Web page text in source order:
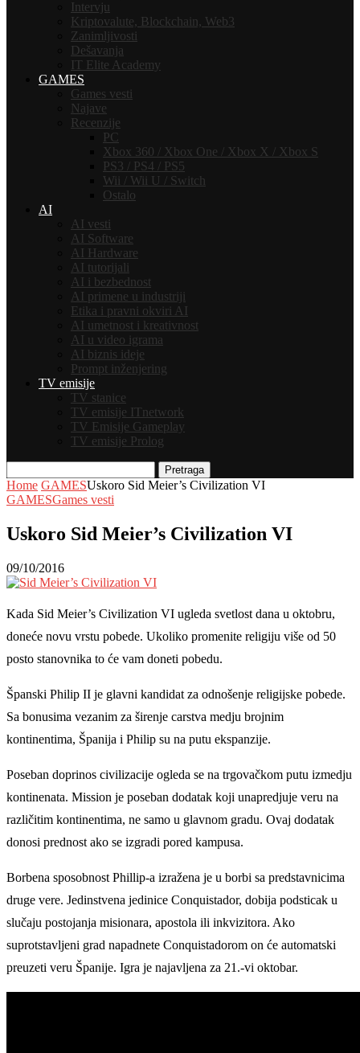
Intervju
Kriptovalute, Blockchain, Web3
Zanimljivosti
Dešavanja
IT Elite Academy
GAMES
Games vesti
Najave
Recenzije
PC
Xbox 360 / Xbox One / Xbox X / Xbox S
PS3 / PS4 / PS5
Wii / Wii U / Switch
Ostalo
AI
AI vesti
AI Software
AI Hardware
AI tutorijali
AI i bezbednost
AI primene u industriji
Etika i pravni okviri AI
AI umetnost i kreativnost
AI u video igrama
AI biznis ideje
Prompt inženjering
TV emisije
TV stanice
TV emisije ITnetwork
TV Emisije Gameplay
TV emisije Prolog
Pretraga
Home GAMESUskoro Sid Meier’s Civilization VI
GAMESGames vesti
Uskoro Sid Meier’s Civilization VI
09/10/2016
Kada Sid Meier’s Civilization VI ugleda svetlost dana u oktobru,
doneće novu vrstu pobede. Ukoliko promenite religiju više od 50
posto stanovnika to će vam doneti pobedu.
Španski Philip II je glavni kandidat za odnošenje religijske pobede.
Sa bonusima vezanim za širenje carstva medju brojnim
kontinentima, Španija i Philip su na putu ekspanzije.
Poseban doprinos civilizacije ogleda se na trgovačkom putu izmedju
kontinenata. Mission je poseban dodatak koji unapredjuje veru na
različitim kontinentima, ne samo u glavnom gradu. Ovaj dodatak
donosi prednost ako se izgradi pored kampusa.
Borbena sposobnost Phillip-a izražena je u borbi sa predstavnicima
druge vere. Jedinstvena jedinice Conquistador, dobija podsticak u
slučaju postojanja misionara, apostola ili inkvizitora. Ako
suprotstavljeni grad napadnete Conquistadorom on će automatski
preuzeti veru Španije. Igra je najavljena za 21.-vi oktobar.